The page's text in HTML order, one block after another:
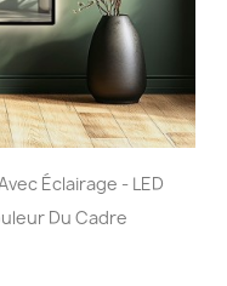
Éclairage - LED
Du Cadre